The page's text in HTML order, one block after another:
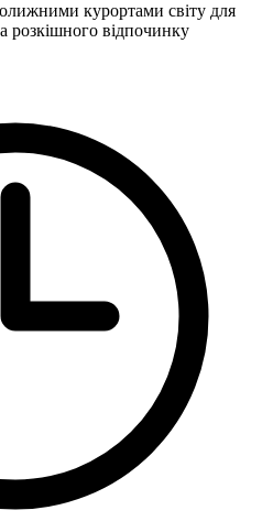
курортами світу для
розкішного відпочинку